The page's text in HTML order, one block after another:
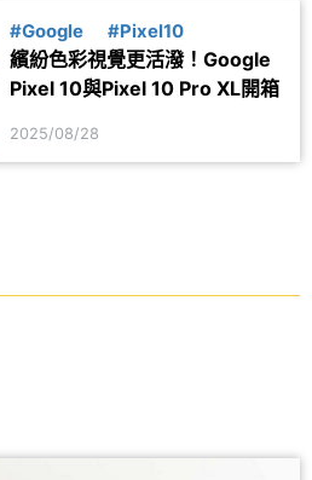
#Google #Pixel10
繽紛色彩視覺更活潑！Google
Pixel 10與Pixel 10 Pro XL開箱
2025/08/28